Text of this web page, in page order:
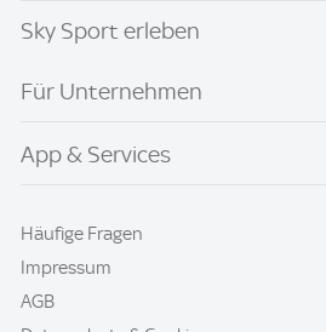
Sky Sport erleben
Für Unternehmen
App & Services
Häufige Fragen
Impressum
AGB